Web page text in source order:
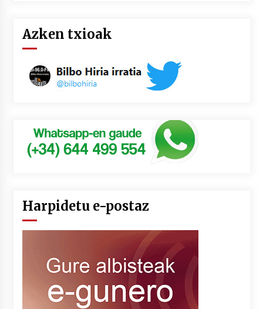
Azken txioak
Harpidetu e-postaz